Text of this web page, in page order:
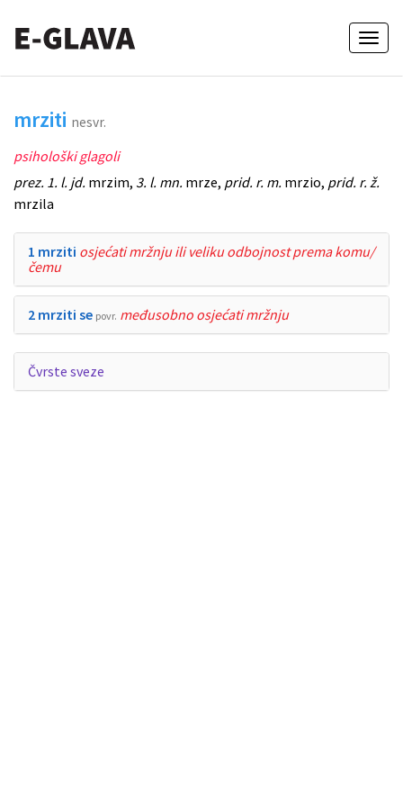
mrziti nesvr.
psihološki glagoli
prez. 1. l. jd. mrzim, 3. l. mn. mrze, prid. r. m. mrzio, prid. r. ž.
mrzila
1 mrziti osjećati mržnju ili veliku odbojnost prema komu/
čemu
2 mrziti se povr. međusobno osjećati mržnju
Čvrste sveze